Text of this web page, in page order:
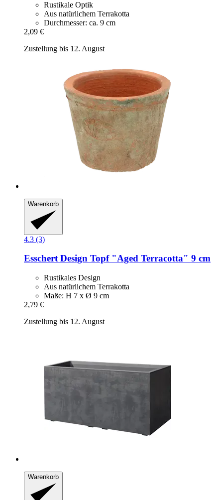
Rustikale Optik
Aus natürlichem Terrakotta
Durchmesser: ca. 9 cm
2,09 €
Zustellung bis 12. August
Warenkorb
4.3 (3)
Esschert Design Topf "Aged Terracotta" 9 cm
Rustikales Design
Aus natürlichem Terrakotta
Maße: H 7 x Ø 9 cm
2,79 €
Zustellung bis 12. August
Warenkorb